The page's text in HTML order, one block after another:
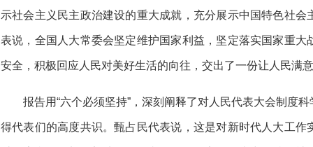
示社会主义民主政治建设的重大成就，充分展示中国特色社
表说，全国人大常委会坚定维护国家利益，坚定落实国家重
安全，积极回应人民对美好生活的向往，交出了一份让人民满
报告用“六个必须坚持”，深刻阐释了对人民代表大会制度
得代表们的高度共识。甄占民代表说，这是对新时代人大工